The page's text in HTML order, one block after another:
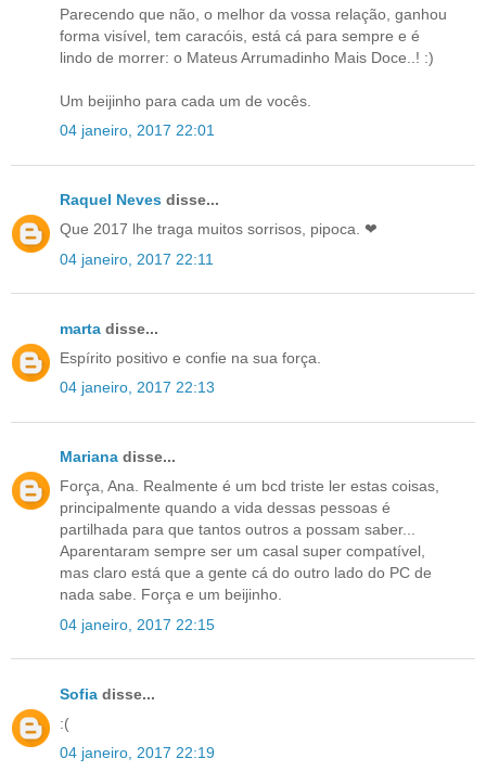
Parecendo que não, o melhor da vossa relação, ganhou
forma visível, tem caracóis, está cá para sempre e é
lindo de morrer: o Mateus Arrumadinho Mais Doce..! :)
Um beijinho para cada um de vocês.
04 janeiro, 2017 22:01
Raquel Neves disse...
Que 2017 lhe traga muitos sorrisos, pipoca. ❤
04 janeiro, 2017 22:11
marta disse...
Espírito positivo e confie na sua força.
04 janeiro, 2017 22:13
Mariana disse...
Força, Ana. Realmente é um bcd triste ler estas coisas,
principalmente quando a vida dessas pessoas é
partilhada para que tantos outros a possam saber...
Aparentaram sempre ser um casal super compatível,
mas claro está que a gente cá do outro lado do PC de
nada sabe. Força e um beijinho.
04 janeiro, 2017 22:15
Sofia disse...
:(
04 janeiro, 2017 22:19